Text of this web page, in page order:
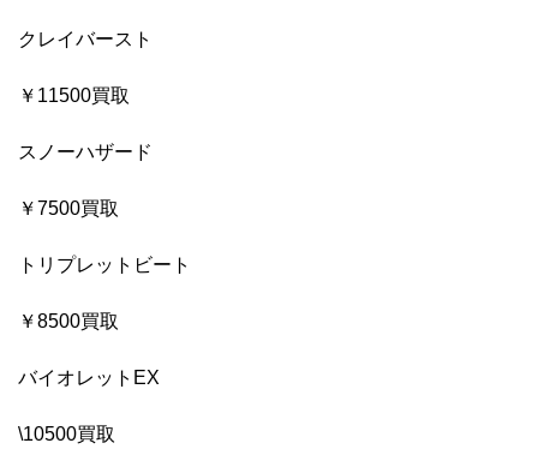
クレイバースト
￥11500買取
スノーハザード
￥7500買取
トリプレットビート
￥8500買取
バイオレットEX
\10500買取